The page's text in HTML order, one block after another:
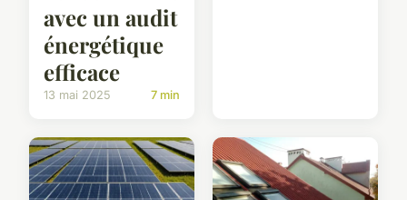
avec un audit
énergétique
efficace
13 mai 2025 7 min